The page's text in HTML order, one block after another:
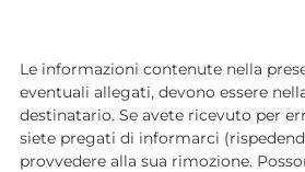
Le informazioni contenute nella
eventuali allegati, devono essere
destinatario. Se avete ricevuto per
siete pregati di informarci
provvedere alla sua rimozione.